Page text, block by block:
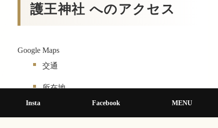
護王神社 へのアクセス
Google Maps
交通
所在地
熊本県阿蘇郡南阿蘇村長野２２２１
Insta Facebook MENU